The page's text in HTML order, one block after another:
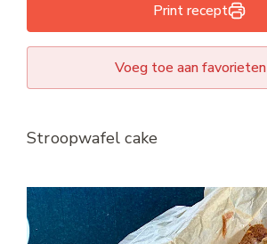
Print recept
Voeg toe aan favorieten
Stroopwafel cake